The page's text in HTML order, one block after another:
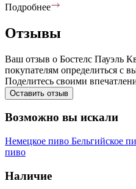
Подробнее
Отзывы
Ваш отзыв о Бостелс Пауэль
покупателям определиться с
Поделитесь своими
Оставить отзыв
Возможно вы искали
Немецкое пиво Бельгийское
пиво
Наличие